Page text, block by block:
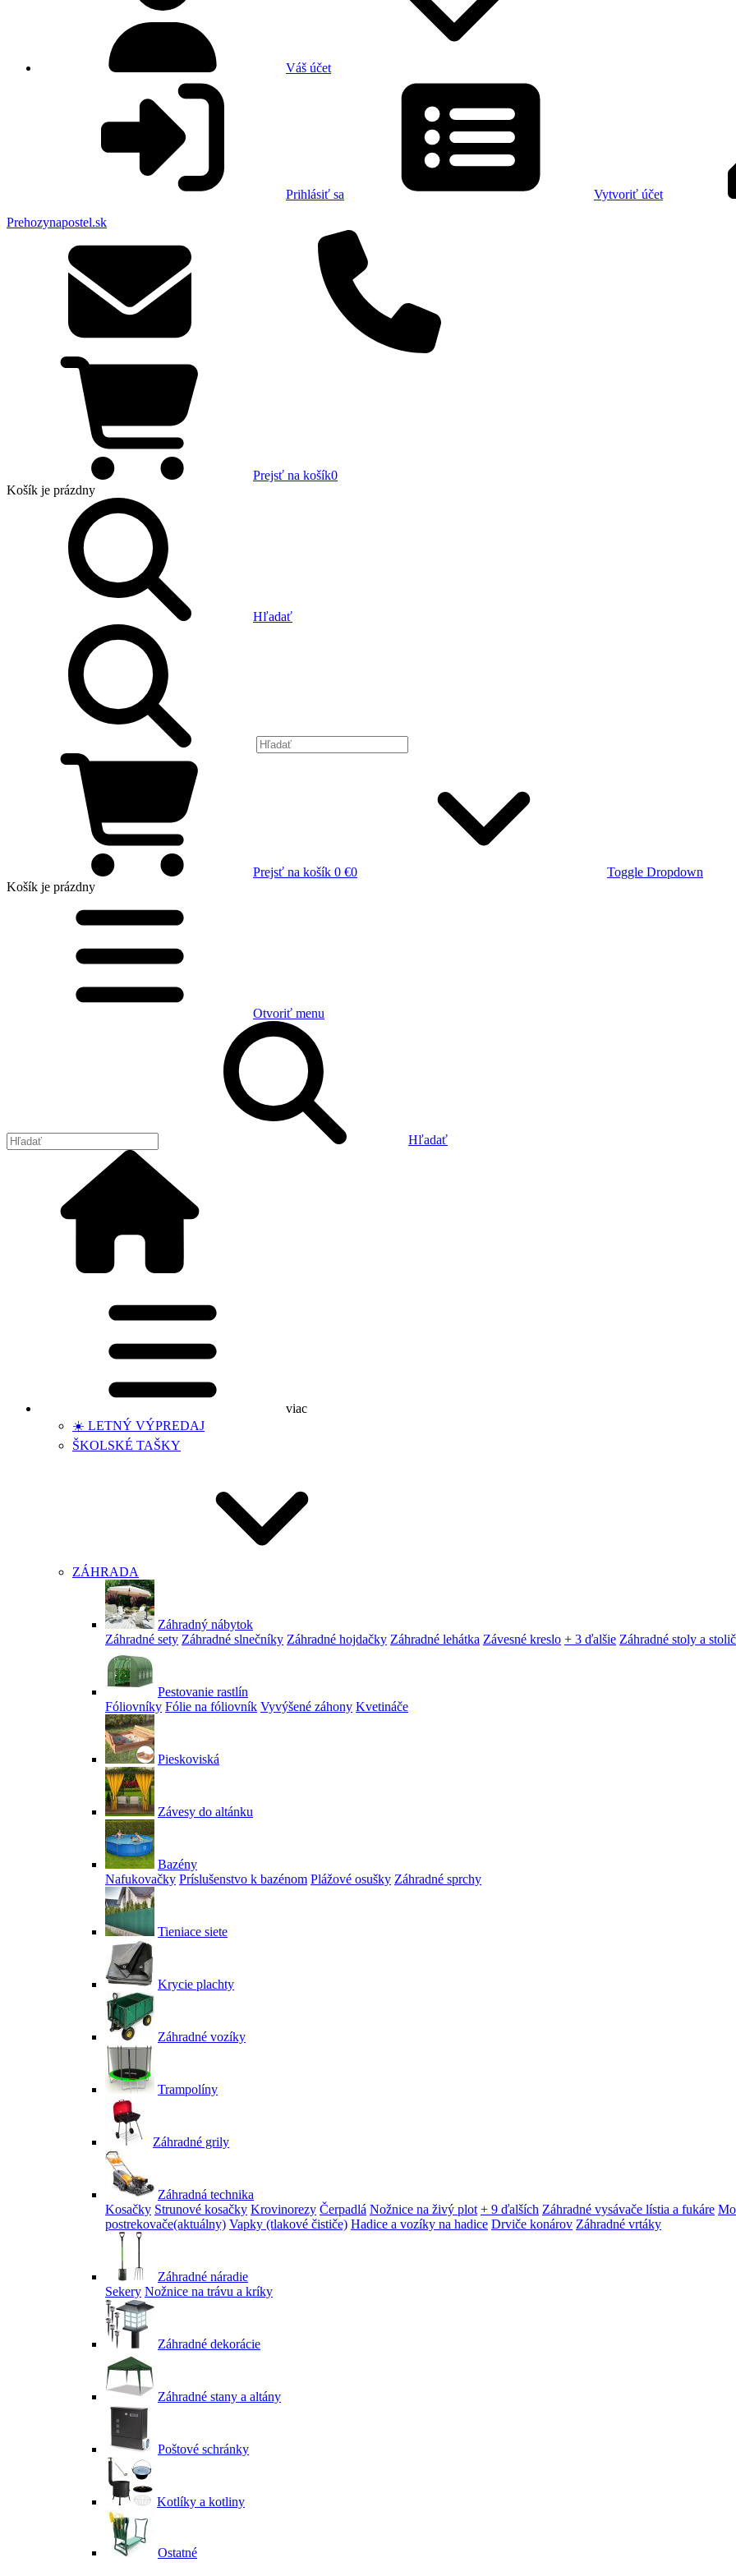
Váš účet
Prihlásiť sa Vytvoriť účet
Prehozynapostel.sk
Prejsť na košík0
Košík je prázdny
Hľadať
Prejsť na košík 0 €0
Toggle Dropdown
Košík je prázdny
Otvoriť menu
Hľadať
viac
☀️ LETNÝ VÝPREDAJ
ŠKOLSKÉ TAŠKY
ZÁHRADA
Záhradný nábytok
Záhradné sety Záhradné slnečníky Záhradné hojdačky Záhradné lehátka Závesné kreslo + 3 ďalšie Záhradné stoly a
Pestovanie rastlín
Fóliovníky Fólie na fóliovník Vyvýšené záhony Kvetináče
Pieskoviská
Závesy do altánku
Bazény
Nafukovačky Príslušenstvo k bazénom Plážové osušky Záhradné sprchy
Tieniace siete
Krycie plachty
Záhradné vozíky
Trampolíny
Záhradné grily
Záhradná technika
Kosačky Strunové kosačky Krovinorezy Čerpadlá Nožnice na živý plot + 9 ďalších Záhradné vysávače lístia a fukáre
postrekovače(aktuálny) Vapky (tlakové čističe) Hadice a vozíky na hadice Drviče konárov Záhradné vrtáky
Záhradné náradie
Sekery Nožnice na trávu a kríky
Záhradné dekorácie
Záhradné stany a altány
Poštové schránky
Kotlíky a kotliny
Ostatné